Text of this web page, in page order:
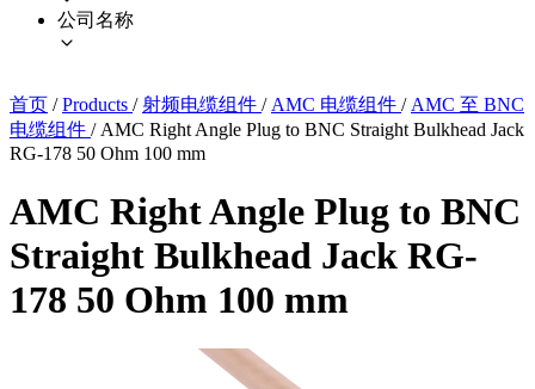
公司名称
首页 / Products / 射频电缆组件 / AMC 电缆组件 / AMC 至 BNC
电缆组件 / AMC Right Angle Plug to BNC Straight Bulkhead Jack
RG-178 50 Ohm 100 mm
AMC Right Angle Plug to BNC
Straight Bulkhead Jack RG-
178 50 Ohm 100 mm